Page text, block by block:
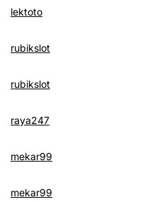
lektoto
rubikslot
rubikslot
raya247
mekar99
mekar99